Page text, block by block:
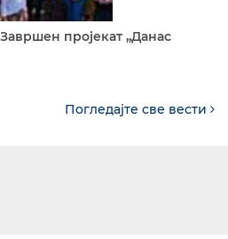
пројекат „Данас
Погледајте све вести